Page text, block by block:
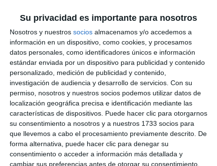
Su privacidad es importante para nosotros
Nosotros y nuestros socios almacenamos y/o accedemos a
información en un dispositivo, como cookies, y procesamos
datos personales, como identificadores únicos e información
estándar enviada por un dispositivo para publicidad y contenido
personalizado, medición de publicidad y contenido,
investigación de audiencia y desarrollo de servicios. Con su
permiso, nosotros y nuestros socios podemos utilizar datos de
localización geográfica precisa e identificación mediante las
características de dispositivos. Puede hacer clic para otorgarnos
su consentimiento a nosotros y a nuestros 1733 socios para
que llevemos a cabo el procesamiento previamente descrito. De
forma alternativa, puede hacer clic para denegar su
consentimiento o acceder a información más detallada y
cambiar sus preferencias antes de otorgar su consentimiento.